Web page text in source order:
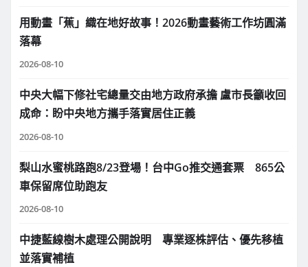
用動畫「蕉」織在地好故事！2026動畫藝術工作坊圓滿
落幕
2026-08-10
中央大幅下修社宅總量交由地方政府承擔 盧市長籲收回
成命：盼中央地方攜手落實居住正義
2026-08-10
梨山水蜜桃路跑8/23登場！台中Go推交通套票 865公
車保留席位助跑友
2026-08-10
中捷藍線樹木處理公開說明 專業逐株評估、優先移植
並落實補植